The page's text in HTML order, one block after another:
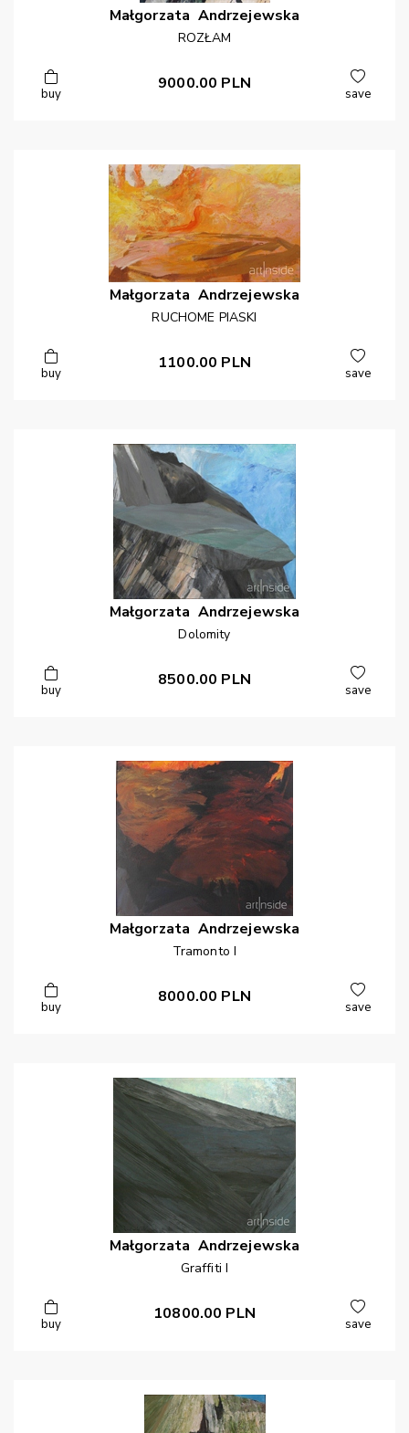
Małgorzata Andrzejewska
ROZŁAM
buy
9000.00 PLN
save
Małgorzata Andrzejewska
RUCHOME PIASKI
buy
1100.00 PLN
save
Małgorzata Andrzejewska
Dolomity
buy
8500.00 PLN
save
Małgorzata Andrzejewska
Tramonto I
buy
8000.00 PLN
save
Małgorzata Andrzejewska
Graffiti I
buy
10800.00 PLN
save